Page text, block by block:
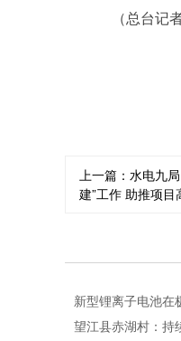
（总台记
上一篇： 水电九
建”工作 助推项目
新型锂离子电池在
望江县赤湖村：持